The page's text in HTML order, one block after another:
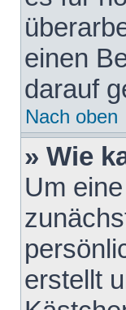
einen
darauf
Nach oben
» Wie
Um
erstellt